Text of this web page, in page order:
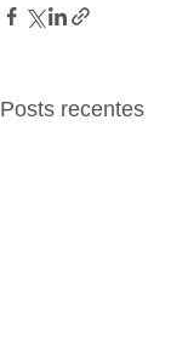
Posts recentes